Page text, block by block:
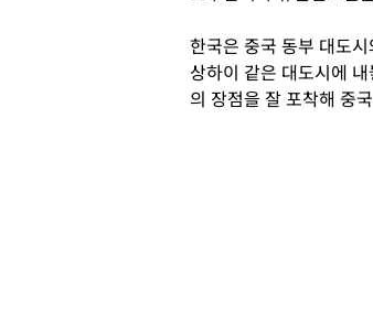
한국은 중국 동부 대도
상하이 같은 대도시에
의 장점을 잘 포착해 중